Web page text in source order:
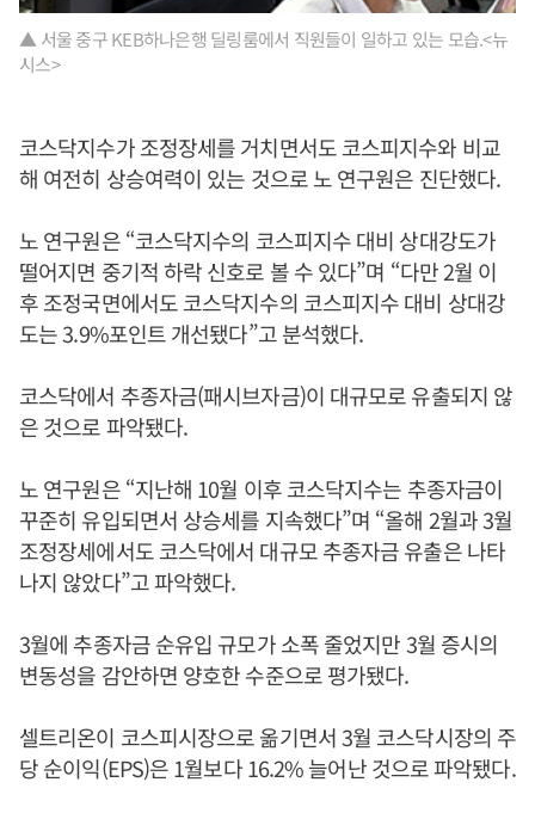
▲ 서울 중구 KEB하나은행 딜링룸에서 직원들이 일하고 있는 모습.<뉴
시스>
코스닥지수가 조정장세를 거치면서도 코스피지수와 비교
해 여전히 상승여력이 있는 것으로 노 연구원은 진단했다.
노 연구원은 “코스닥지수의 코스피지수 대비 상대강도가
떨어지면 중기적 하락 신호로 볼 수 있다”며 “다만 2월 이
후 조정국면에서도 코스닥지수의 코스피지수 대비 상대강
도는 3.9%포인트 개선됐다”고 분석했다.
코스닥에서 추종자금(패시브자금)이 대규모로 유출되지 않
은 것으로 파악됐다.
노 연구원은 “지난해 10월 이후 코스닥지수는 추종자금이
꾸준히 유입되면서 상승세를 지속했다”며 “올해 2월과 3월
조정장세에서도 코스닥에서 대규모 추종자금 유출은 나타
나지 않았다”고 파악했다.
3월에 추종자금 순유입 규모가 소폭 줄었지만 3월 증시의
변동성을 감안하면 양호한 수준으로 평가됐다.
셀트리온이 코스피시장으로 옮기면서 3월 코스닥시장의 주
당 순이익(EPS)은 1월보다 16.2% 늘어난 것으로 파악됐다.